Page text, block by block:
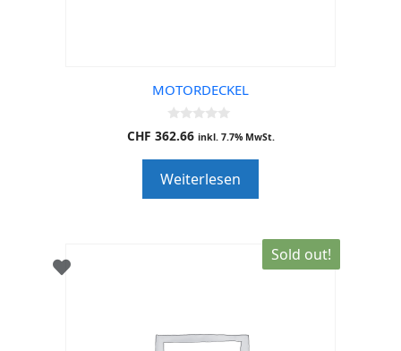
MOTORDECKEL
0
o
o
f
5
CHF 362.66 inkl. 7.7% MwSt.
Weiterlesen
Sold out!